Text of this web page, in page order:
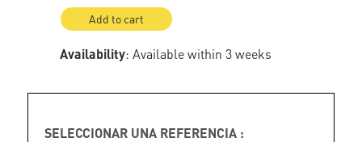
Add to cart
Availability: Available within 3 weeks
SELECCIONAR UNA REFERENCIA :